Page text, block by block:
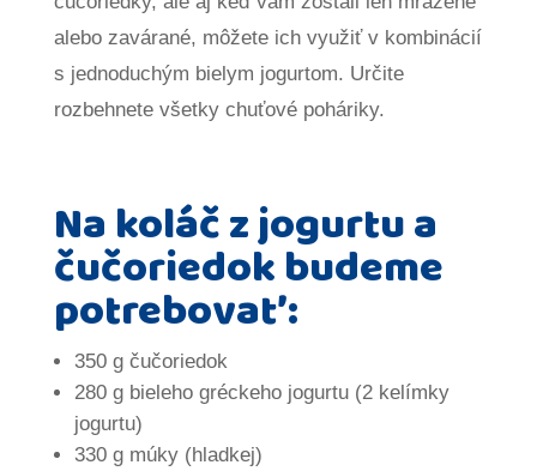
alebo zavárané, môžete ich využiť v kombinácií
s jednoduchým bielym jogurtom. Určite
rozbehnete všetky chuťové poháriky.
Na koláč z jogurtu a
čučoriedok budeme
potrebovať:
350 g čučoriedok
280 g bieleho gréckeho jogurtu (2 kelímky
jogurtu)
330 g múky (hladkej)